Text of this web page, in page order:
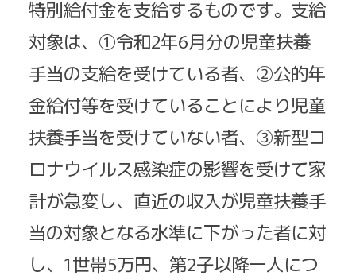
特別給付金を支給するものです。支給
対象は、①令和2年6月分の児童扶養
手当の支給を受けている者、②公的年
金給付等を受けていることにより児童
扶養手当を受けていない者、③新型コ
ロナウイルス感染症の影響を受けて家
計が急変し、直近の収入が児童扶養手
当の対象となる水準に下がった者に対
し、1世帯5万円、第2子以降一人につ